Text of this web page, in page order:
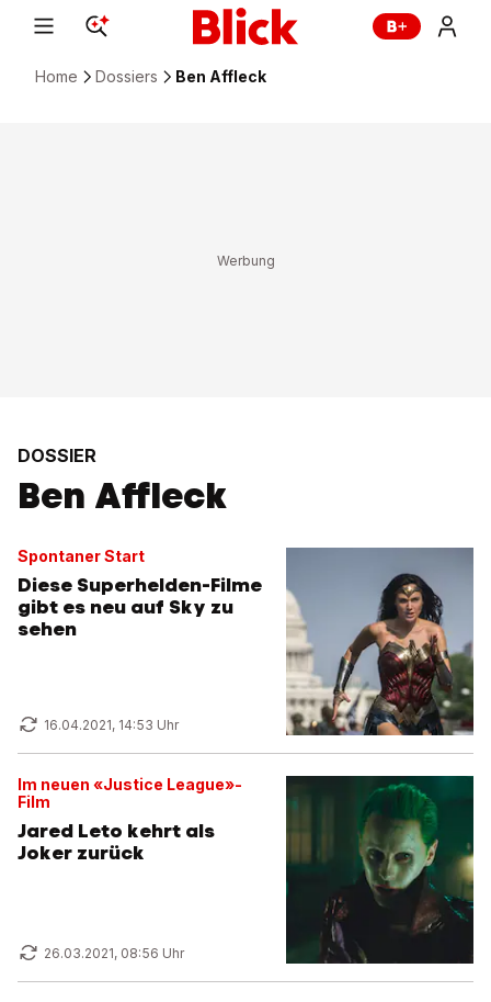
Home Dossiers Ben Affleck
DOSSIER
Ben Affleck
Spontaner Start
Diese Superhelden-Filme
gibt es neu auf Sky zu
sehen
16.04.2021, 14:53 Uhr
Im neuen «Justice League»-
Film
Jared Leto kehrt als
Joker zurück
26.03.2021, 08:56 Uhr